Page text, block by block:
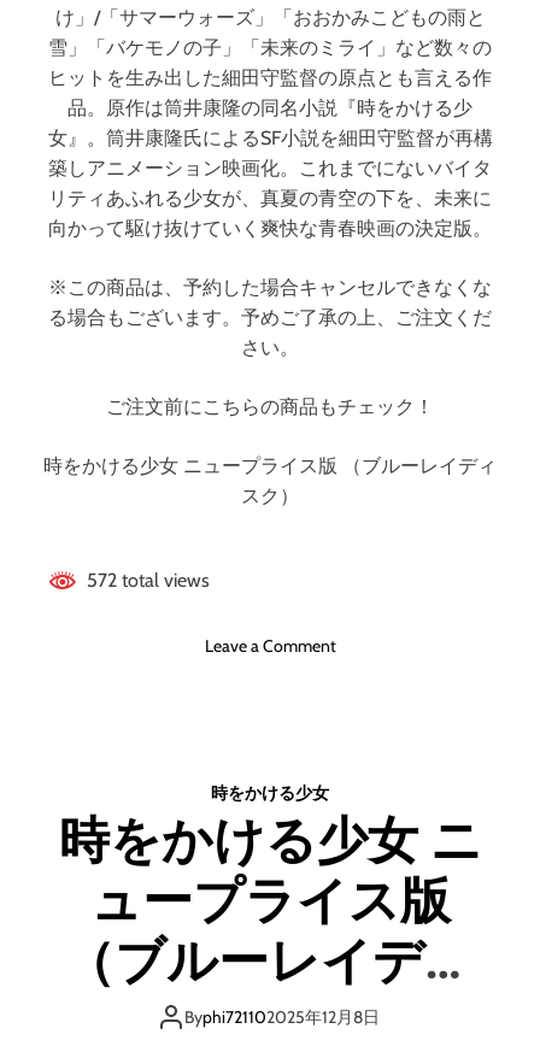
け」/「サマーウォーズ」「おおかみこどもの雨と
雪」「バケモノの子」「未来のミライ」など数々の
ヒットを生み出した細田守監督の原点とも言える作
品。原作は筒井康隆の同名小説『時をかける少
女』。筒井康隆氏によるSF小説を細田守監督が再構
築しアニメーション映画化。これまでにないバイタ
リティあふれる少女が、真夏の青空の下を、未来に
向かって駆け抜けていく爽快な青春映画の決定版。
※この商品は、予約した場合キャンセルできなくな
る場合もございます。予めご了承の上、ご注文くだ
さい。
ご注文前にこちらの商品もチェック！
時をかける少女 ニュープライス版 （ブルーレイディ
スク）
572 total views
Leave a Commento
少
女
ニ
プ
ラ
イ
時をかける少女
時をかける少女 ニ
ュープライス版
（ブルーレイディ
スク）
Byphi721102025年12月8日